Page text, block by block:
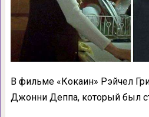
В фильме «Кокаин» Рэйчел
Джонни Деппа, который был